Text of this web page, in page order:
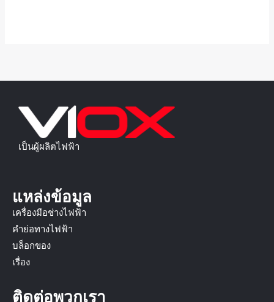
เป็นผู้ผลิตไฟฟ้า
แหล่งข้อมูล
เครื่องมือช่างไฟฟ้า
คำย่อทางไฟฟ้า
บล็อกของ
เรื่อง
ติดต่อพวกเรา